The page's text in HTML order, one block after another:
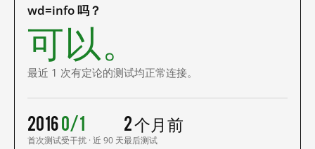
wd=info 吗？
可以。
最近 1 次有定论的测试均正常连接。
2016
首次测试
0/1
受干扰 · 近 90 天
2 个月前
最后测试